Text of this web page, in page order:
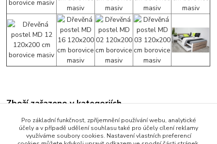
Zboží zařazeno v kategoriích
Manželské postele
Postele 160 x 200 cm
Pro základní funkčnost, zpříjemnění používání webu, analytické
účely a v případě udělení souhlasu také pro účely cílení reklamy
využíváme soubory cookies. Nastavení vlastních preferencí